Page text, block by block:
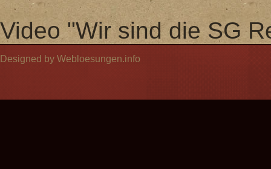
Video "Wir sind die SG
Designed by Webloesungen.info